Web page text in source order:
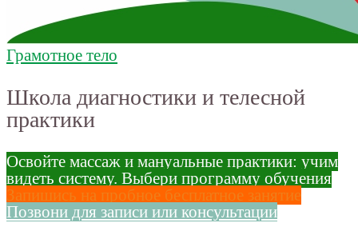
Грамотное тело
Школа диагностики и телесной
практики
Освойте массаж и мануальные практики: учим
видеть систему. Выбери программу обучения
Запишись на пробное бесплатное занятие
Позвони для записи или консультации